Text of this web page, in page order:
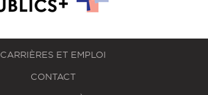
CARRIÈRES ET EMPLOI
CONTACT